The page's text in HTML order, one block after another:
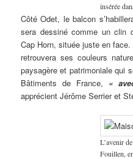
insérée
Côté Odet, le balcon
sera dessiné comme un clin
Cap Horn, située juste en
retrouvera ses couleurs
paysagère et patrimoniale qui
Bâtiments de France, «
apprécient Jérôme Serrier et
L’avenir
Fouillen,